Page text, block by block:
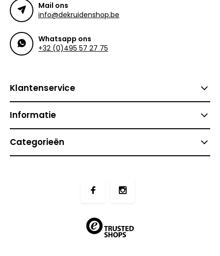
Mail ons
info@dekruidenshop.be
Whatsapp ons
+32 (0)495 57 27 75
Klantenservice
Informatie
Categorieën